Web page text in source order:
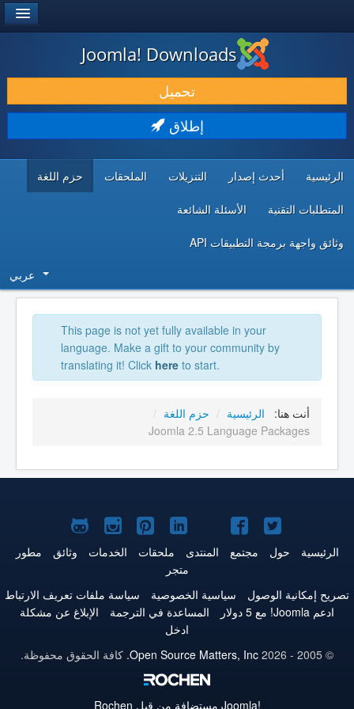
حمل & ومدد
اكتشف & تعلم
Joomla! Downloads
تحميل
إطلاق
الرئيسية أحدث إصدار التنزيلات الملحقات حزم اللغة
المتطلبات التقنية الأسئلة الشائعة
وثائق واجهة برمجة التطبيقات API
عربي
This page is not yet fully available in your
language. Make a gift to your community by
translating it! Click here to start.
أنت هنا: الرئيسية / حزم اللغة /
Joomla 2.5 Language Packages
على
Joomla!
على
بوك
Joomla!
على
يوتيوب
Joomla!
على
LinkedIn
Joomla!
علىعلى علىGitHub
الرئيسية حول مجتمع المنتدى ملحقات الخدمات وثائق
مطور
متجر
تصريح إمكانية الوصول
سياسية الخصوصية
سياسة ملفات تعريف الارتباط
ادعم Joomla! مع 5 دولار
المساعدة في الترجمة
الإبلاغ عن مشكلة
ادخل
© 2005 - 2026
Open Source Matters, Inc. كافة الحقوق محفوظة.
Joomla! مستضافة من قبل Rochen